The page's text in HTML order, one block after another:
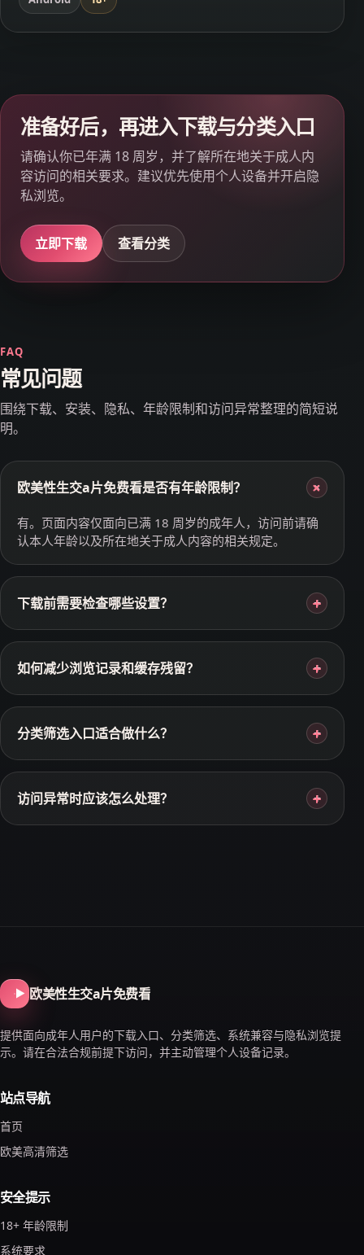
准备好后，再进入下载与分类入口
请确认你已年满 18 周岁，并了解所在地关于成人内
容访问的相关要求。建议优先使用个人设备并开启隐
私浏览。
立即下载 查看分类
FAQ
常见问题
围绕下载、安装、隐私、年龄限制和访问异常整理的简短说
明。
欧美性生交a片免费看是否有年龄限制？ +
有。页面内容仅面向已满 18 周岁的成年人，访问前请确
认本人年龄以及所在地关于成人内容的相关规定。
下载前需要检查哪些设置？ +
如何减少浏览记录和缓存残留？ +
分类筛选入口适合做什么？ +
访问异常时应该怎么处理？ +
欧美性生交a片免费看
提供面向成年人用户的下载入口、分类筛选、系统兼容与隐私浏览提
示。请在合法合规前提下访问，并主动管理个人设备记录。
站点导航
首页
欧美高清筛选
安全提示
18+ 年龄限制
系统要求